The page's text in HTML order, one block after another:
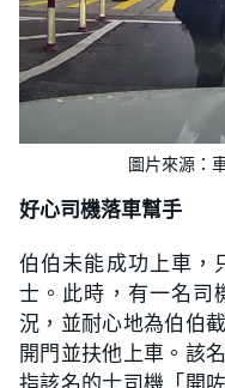
圖片來源：
好心司機落車幫手
伯伯未能成功上車，
士。此時，有一名司
況，並耐心地為伯伯
開門並扶他上車。該
指該名的士司機「開